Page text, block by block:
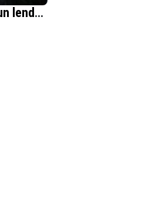
De quel prix est un bonheur qu'un lendemain ne peut recommencer ?